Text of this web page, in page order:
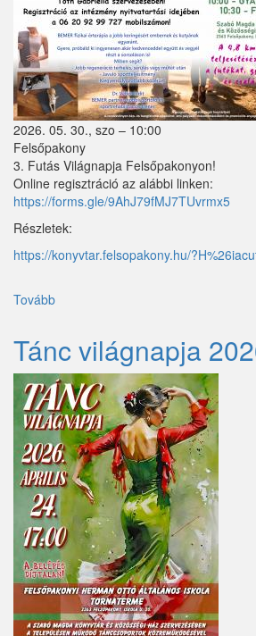
Tök
Újhartyán
Vácegres
Váchartyán
Váckisújfalu
Vácrátót
Vasad
Verseg
Zebegény
Zsámbok
2026. 05. 30., szo – 10:00
Felsőpakony
3. Futás Világnapja Felsőpakonyon!
Online regisztráció az alábbi linken:
https://forms.gle/9AhJ79fMJ7TUvrmx5
Részletek:
https://konyvtar.felsopakony.hu/
Tovább
Felsőpakonyon!)
Tánc világnapja